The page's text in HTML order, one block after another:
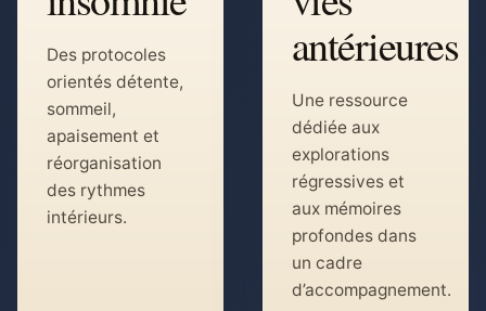
Des protocoles
orientés détente,
sommeil,
apaisement et
réorganisation
des rythmes
intérieurs.
antérieures
Une ressource
dédiée aux
explorations
régressives et
aux mémoires
profondes dans
un cadre
d’accompagnement.